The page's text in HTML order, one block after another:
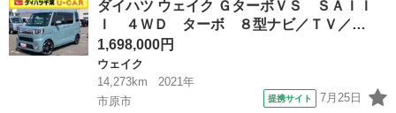
ボ 修復歴無し ナビ フルセグＴＶ ブルートゥース対応 バック
カメラ ＤＶＤ再...
ダイハツ ウェイク ＧターボＶＳ ＳＡＩＩ
Ｉ ４ＷＤ ターボ ８型ナビ／ＴＶ／…
1,698,000円
ウェイク
14,273km
2021年
市原市
提携サイト 7月25日